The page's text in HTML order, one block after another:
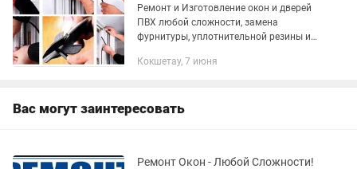
Ремонт и Изготовление окон и дверей
ПВХ любой сложности, замена
фурнитуры, уплотнительной резины и
продувания, работа только с
Кокшетау, 7 июня
Вас могут заинтересовать
Ремонт Окон - Любой Сложности!